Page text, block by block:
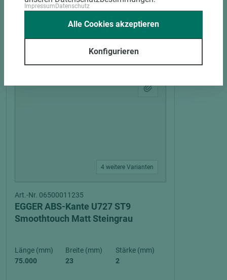
PASSENDES ZUBEHÖR
4 weitere Varianten
Art.-Nr. 06500011235
EGGER ABS-Kante U727 ST9
Smoothtouch Matt Steingrau
Länge (mm)
75.000
Breite (mm)
23
Stärke (mm)
2
ImpressumDatenschutz
Konfigurieren
Alle Cookies akzeptieren